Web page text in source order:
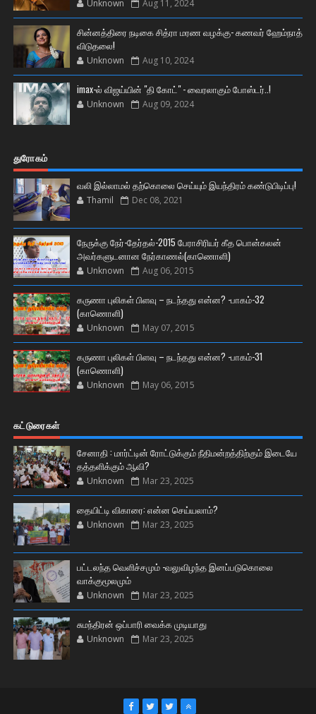
Unknown Aug 11, 2024
சின்னத்திரை நடிகை சித்ரா மரண வழக்கு- கணவர் ஹேம்நாத்
விடுதலை!
Unknown Aug 10, 2024
imax-ல் விஜய்யின் "தி கோட்" - வைரலாகும் போஸ்டர்..!
Unknown Aug 09, 2024
துரோகம்
வலி இல்லாமல் தற்கொலை செய்யும் இயந்திரம் கண்டுபிடிப்பு!
Thamil Dec 08, 2021
நேருக்கு நேர்-தேர்தல்-2015 பேராசிரியர் கீத பொன்கலன்
அவர்களுடனான நேர்காணல்(காணொளி)
Unknown Aug 06, 2015
கருணா புலிகள் பிளவு – நடந்தது என்ன? -பாகம்-32
(காணொளி)
Unknown May 07, 2015
கருணா புலிகள் பிளவு – நடந்தது என்ன? -பாகம்-31
(காணொளி)
Unknown May 06, 2015
கட்டுரைகள்
சேனாதி : மார்ட்டின் ரோட்டுக்கும் நீதிமன்றத்திற்கும் இடையே
தத்தளிக்கும் ஆவி?
Unknown Mar 23, 2025
தையிட்டி விகாரை: என்ன செய்யலாம்?
Unknown Mar 23, 2025
பட்டலந்த வெளிச்சமும் -வலுவிழந்த இனப்படுகொலை
வாக்குமூலமும்
Unknown Mar 23, 2025
சுமந்திரன் ஒப்பாரி வைக்க முடியாது
Unknown Mar 23, 2025